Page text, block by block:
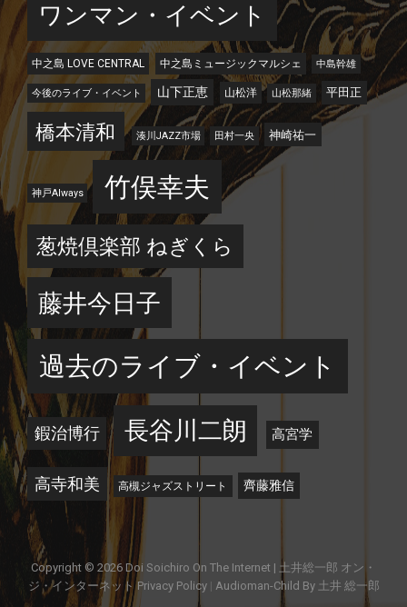
ワンマン・イベント
中之島 LOVE CENTRAL 中之島ミュージックマルシェ 中島幹雄
今後のライブ・イベント 山下正恵 山松洋 山松那緒 平田正
橋本清和 湊川JAZZ市場 田村一央 神崎祐一
神戸Always 竹俣幸夫
葱焼倶楽部 ねぎくら
藤井今日子
過去のライブ・イベント
鍜治博行 長谷川二朗 高宮学
高寺和美 高槻ジャズストリート 齊藤雅信
Copyright © 2026 Doi Soichiro On The Internet | 土井総一郎 オン・
ジ・インターネット Privacy Policy| Audioman-Child By 土井 総一郎